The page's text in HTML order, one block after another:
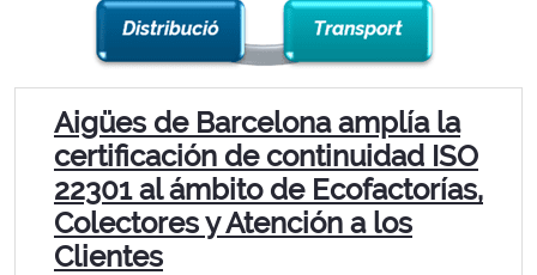
Aigües de Barcelona amplía la
certificación de continuidad ISO
22301 al ámbito de Ecofactorías,
Colectores y Atención a los
Clientes